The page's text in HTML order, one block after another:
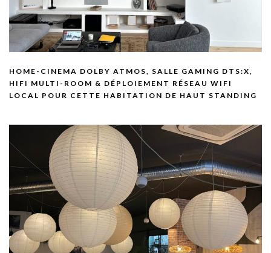
HOME-CINEMA DOLBY ATMOS, SALLE GAMING DTS:X,
HIFI MULTI-ROOM & DÉPLOIEMENT RÉSEAU WIFI
LOCAL POUR CETTE HABITATION DE HAUT STANDING